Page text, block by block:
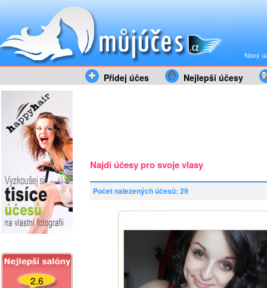
Nový
Přidej účes Nejlepší účesy
2.6
Najdi účesy pro svoje vlasy
Počet nalezených účesů: 29